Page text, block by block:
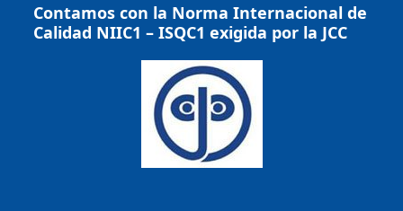
Contamos con la Norma Internacional de
Calidad NIIC1 – ISQC1 exigida por la JCC